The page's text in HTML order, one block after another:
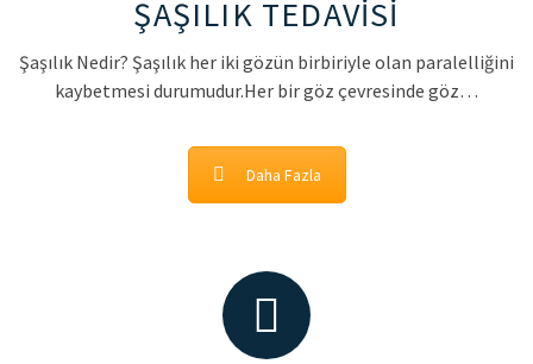
ŞAŞILIK TEDAVİSİ
Şaşılık Nedir? Şaşılık her iki gözün birbiriyle olan paralelliğini
kaybetmesi durumudur.Her bir göz çevresinde göz…
Daha Fazla